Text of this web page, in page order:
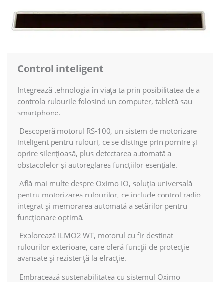
Control inteligent
Integrează tehnologia în viața ta prin posibilitatea de a
controla rulourile folosind un computer, tabletă sau
smartphone.
Descoperă motorul RS-100, un sistem de motorizare
inteligent pentru rulouri, ce se distinge prin pornire și
oprire silențioasă, plus detectarea automată a
obstacolelor și autoreglarea funcțiilor esențiale.
Află mai multe despre Oximo IO, soluția universală
pentru motorizarea rulourilor, ce include control radio
integrat și memorarea automată a setărilor pentru
funcționare optimă.
Explorează ILMO2 WT, motorul cu fir destinat
rulourilor exterioare, care oferă funcții de protecție
avansate și rezistență la efracție.
Embracează sustenabilitatea cu sistemul Oximo